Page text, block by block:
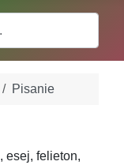
Pisanie
esej, felieton,